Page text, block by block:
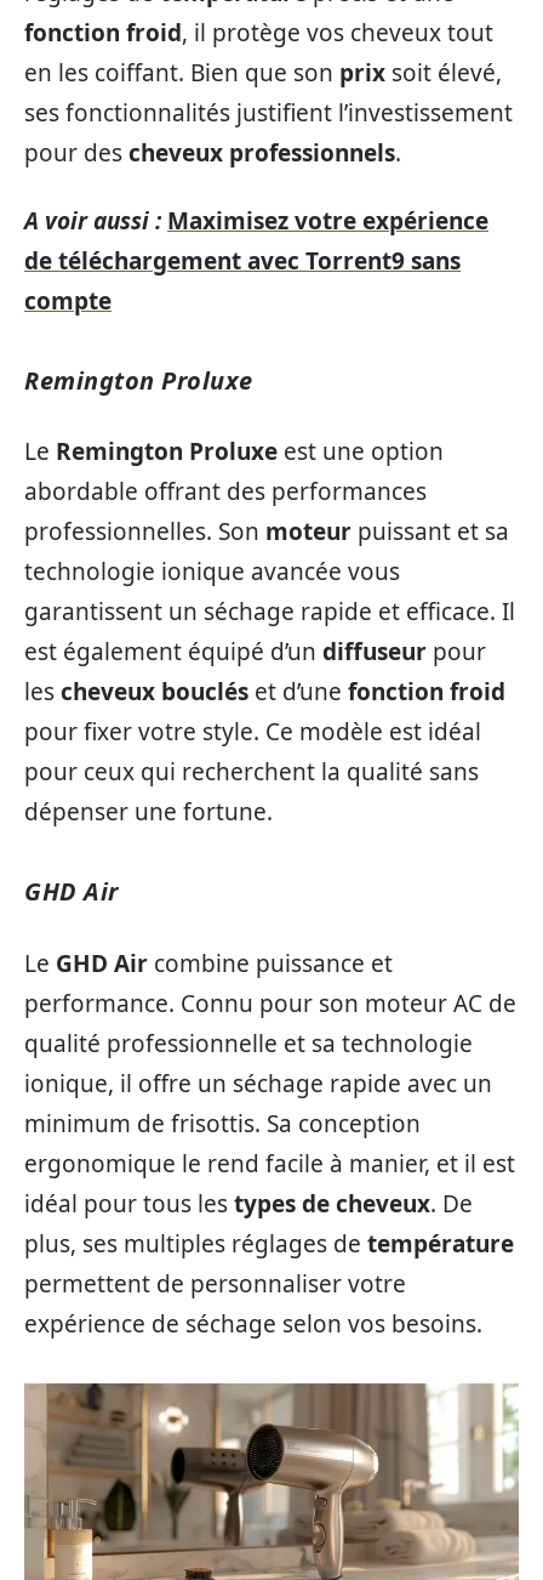
fonction froid, il protège vos cheveux tout
en les coiffant. Bien que son prix soit élevé,
ses fonctionnalités justifient l’investissement
pour descheveux professionnels.
A voir aussi : Maximisez votre expérience
de téléchargement avec Torrent9 sans
compte
Remington Proluxe
Le Remington Proluxe est une option
abordable offrant des performances
professionnelles. Son moteur puissant et sa
technologie ionique avancée vous
garantissent un séchage rapide et efficace. Il
est également équipé d’un diffuseur pour
lescheveux bouclés et d’une fonction froid
pour fixer votre style. Ce modèle est idéal
pour ceux qui recherchent la qualité sans
dépenser une fortune.
GHD Air
Le GHD Air combine puissance et
performance. Connu pour son moteur AC de
qualité professionnelle et sa technologie
ionique, il offre un séchage rapide avec un
minimum de frisottis. Sa conception
ergonomique le rend facile à manier, et il est
idéal pour tous lestypes de cheveux. De
plus, ses multiples réglages de température
permettent de personnaliser votre
expérience de séchage selon vos besoins.